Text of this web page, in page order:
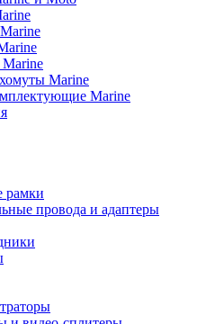
Marine
Marine
рамки
провода и адаптеры